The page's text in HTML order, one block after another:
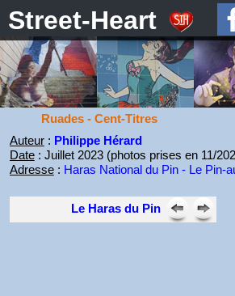
Street-Heart
Ruades - Cent-Titres
Auteur: Philippe Hérard
Date: Juillet 2023 (photos prises en 11/
Adresse: Haras National du Pin - Le Pin-
Le Haras du Pin